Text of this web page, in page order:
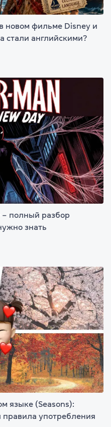
новом фильме Disney и
стали английскими?
– полный разбор
знать
языке (Seasons):
употребления